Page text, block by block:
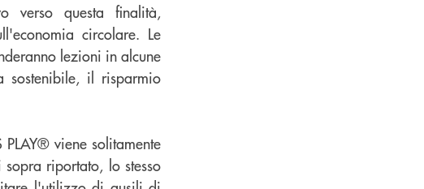
verso questa finalità,
circolare. Le
lezioni in alcune
sostenibile, il risparmio
viene solitamente
riportato, lo stesso